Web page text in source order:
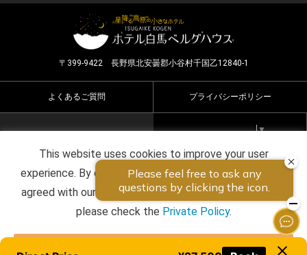
〒399-9422 長野県北安曇郡小谷村千国乙12840-1
よくあるご質問 プライバシーポリシー
Select Language ▼
Copyright ©2026 HOTEL HAKUBA BERGHAUS all rights
reserved.
This website uses cookies to improve your user
experience. By continuing to use this website, you have
agreed with our cookie consent. For futher information,
please check the Private Policy.